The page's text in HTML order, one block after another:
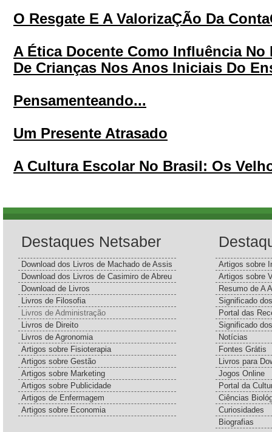
O Resgate E A ValorizaÇÃo Da
A Ética Docente Como Influência
De Crianças Nos Anos Iniciais Do
Pensamenteando...
Um Presente Atrasado
A Cultura Escolar No Brasil: Os
Destaques Netsaber
Download dos Livros de Machado de Assis
Download dos Livros de Casimiro de Abreu
Download de Livros
Livros de Filosofia
Livros de Administração
Livros de Direito
Livros de Agronomia
Artigos sobre Fisioterapia
Artigos sobre Gestão
Artigos sobre Marketing
Artigos sobre Publicidade
Artigos de Enfermagem
Artigos sobre Economia
Artigos sobre
Artigos sobre
Resumo de A
Significado
Portal das
Significado
Notícias
Fontes Grátis
Livros para
Jogos Online
Portal da
Ciências
Curiosidades
Biografias